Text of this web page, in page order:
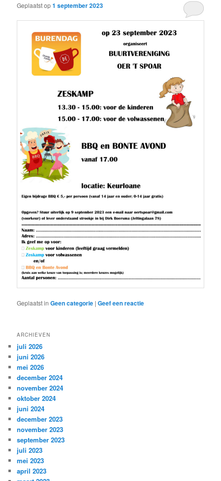
Geplaatst op1 september 2023
Geplaatst in Geen categorie |Geef een reactie
ARCHIEVEN
juli 2026
juni 2026
mei 2026
december 2024
november 2024
oktober 2024
juni 2024
december 2023
november 2023
september 2023
juli 2023
mei 2023
april 2023